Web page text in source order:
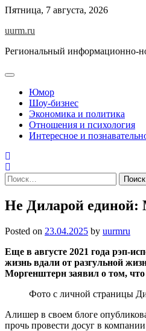
Skip
content
Пятница, 7 августа, 2026
uurm.ru
Региональный информационно-
Юмор
Шоу-бизнес
Экономика и политика
Отношения и психология
Интересное и
Найти:
Не Диларой единой:
Posted on 23.04.2025 by uurmru
Еще в августе 2021 года рэп-
жизнь вдали от разгульной
Моргенштерн заявил о том, что
Фото с личной страницы
Алишер в своем блоге
прочь провести досуг в